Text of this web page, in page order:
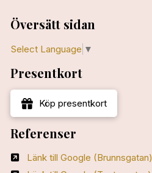
Översätt sidan
Select Language ▼
Presentkort
Köp presentkort
Referenser
Länk till Google (Brunnsgatan)